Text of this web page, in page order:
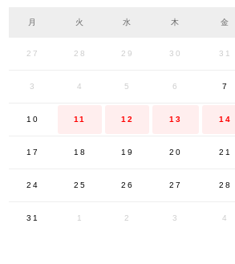
月 火 水 木 金
27 28 29 30 31
3 4 5 6 7
10 11 12 13 14
17 18 19 20 21
24 25 26 27 28
31 1 2 3 4